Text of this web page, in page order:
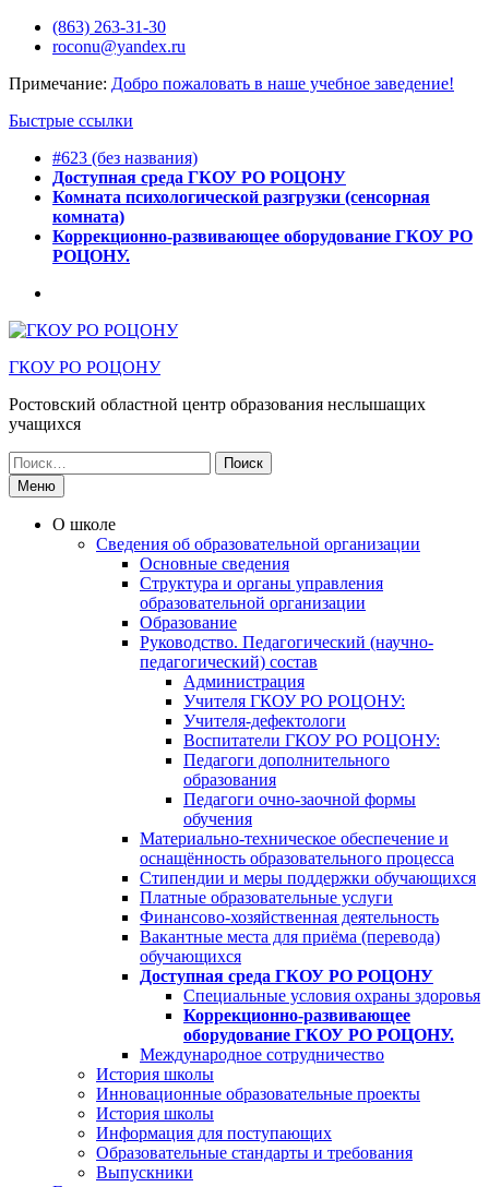
Перейти(863) 263-31-30
roconu@yandex.ru
Примечание: Добро пожаловать в наше учебное заведение!
Быстрые ссылки
#623 (без названия)
Доступная среда ГКОУ РО РОЦОНУ
Комната психологической разгрузки (сенсорная
комната)
Коррекционно-развивающее оборудование ГКОУ РО
РОЦОНУ.
ГКОУ РО РОЦОНУ
Ростовский областной центр образования неслышащих
учащихся
Искать:
Меню
О школе
Сведения об образовательной организации
Основные сведения
Структура и органы управления
образовательной организации
Образование
Руководство. Педагогический (научно-
педагогический) состав
Администрация
Учителя ГКОУ РО РОЦОНУ:
Учителя-дефектологи
Воспитатели ГКОУ РО РОЦОНУ:
Педагоги дополнительного
образования
Педагоги очно-заочной формы
обучения
Материально-техническое обеспечение и
оснащённость образовательного процесса
Стипендии и меры поддержки обучающихся
Платные образовательные услуги
Финансово-хозяйственная деятельность
Вакантные места для приёма (перевода)
обучающихся
Доступная среда ГКОУ РО РОЦОНУ
Специальные условия охраны здоровья
Коррекционно-развивающее
оборудование ГКОУ РО РОЦОНУ.
Международное сотрудничество
История школы
Инновационные образовательные проекты
История школы
Информация для поступающих
Образовательные стандарты и требования
Выпускники